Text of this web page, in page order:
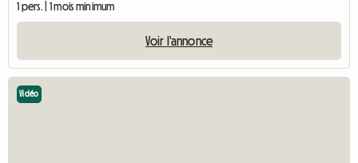
1 pers. | 1 mois minimum
Voir l'annonce
Vidéo